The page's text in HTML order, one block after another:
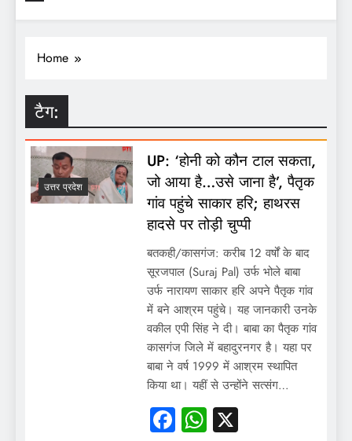
Home
टैग:
उत्तर प्रदेश
UP: ‘होनी को कौन टाल सकता,
जो आया है…उसे जाना है’, पैतृक
गांव पहुंचे साकार हरि; हाथरस
हादसे पर तोड़ी चुप्पी
बतकही/कासगंज: करीब 12 वर्षों के बाद
सूरजपाल (Suraj Pal) उर्फ भोले बाबा
उर्फ नारायण साकार हरि अपने पैतृक गांव
में बने आश्रम पहुंचे। यह जानकारी उनके
वकील एपी सिंह ने दी। बाबा का पैतृक गांव
कासगंज जिले में बहादुरनगर है। यहा पर
बाबा ने वर्ष 1999 में आश्रम स्थापित
किया था। यहीं से उन्होंने सत्संग…
Facebook
WhatsApp
X